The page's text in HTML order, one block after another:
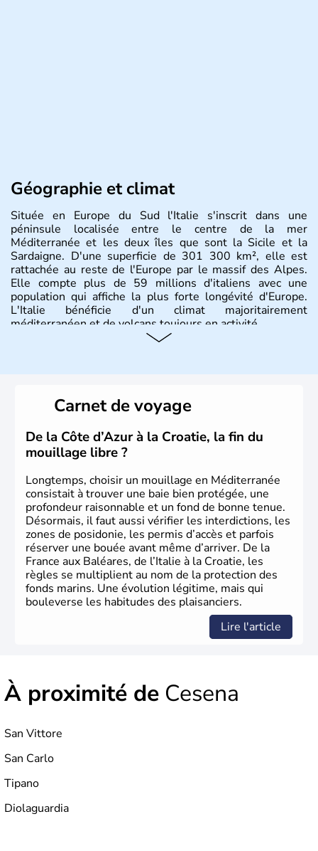
Géographie et climat
Située en Europe du Sud l'Italie s'inscrit dans une
péninsule localisée entre le centre de la mer
Méditerranée et les deux îles que sont la Sicile et la
Sardaigne. D'une superficie de 301 300 km², elle est
rattachée au reste de l'Europe par le massif des Alpes.
Elle compte plus de 59 millions d'italiens avec une
population qui affiche la plus forte longévité d'Europe.
L'Italie bénéficie d'un climat majoritairement
méditerranéen et de volcans toujours en activité.
avant J.C. A la suite d'invasions barbares, l'Empire Romain
d'Occident s'effondre au Vème siècle. Le royaume d'Italie
est proclamé en 1861, Rome est annexée en 1870 et
devient sa capitale officielle. Il faudra attendre 1946 pour
qu'un référendum mette fin à la loyauté contraignant à
l'exile la famille royale. La république italienne est alors
proclamée.
Carnet de voyage
De la Côte d’Azur à la Croatie, la fin du
mouillage libre ?
Longtemps, choisir un mouillage en Méditerranée
consistait à trouver une baie bien protégée, une
profondeur raisonnable et un fond de bonne tenue.
Désormais, il faut aussi vérifier les interdictions, les
zones de posidonie, les permis d’accès et parfois
réserver une bouée avant même d’arriver. De la
France aux Baléares, de l’Italie à la Croatie, les
règles se multiplient au nom de la protection des
fonds marins. Une évolution légitime, mais qui
bouleverse les habitudes des plaisanciers.
Lire l'article
À proximité de Cesena
San Vittore
San Carlo
Tipano
Diolaguardia